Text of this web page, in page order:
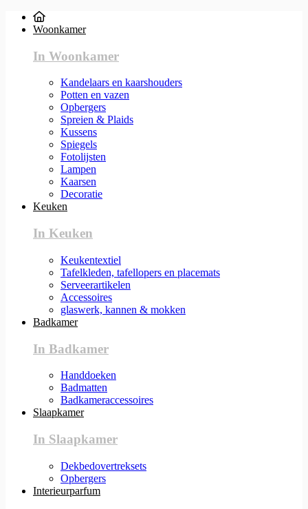
Woonkamer
In Woonkamer
Kandelaars en kaarshouders
Potten en vazen
Opbergers
Spreien & Plaids
Kussens
Spiegels
Fotolijsten
Lampen
Kaarsen
Decoratie
Keuken
In Keuken
Keukentextiel
Tafelkleden, tafellopers en placemats
Serveerartikelen
Accessoires
glaswerk, kannen & mokken
Badkamer
In Badkamer
Handdoeken
Badmatten
Badkameraccessoires
Slaapkamer
In Slaapkamer
Dekbedovertreksets
Opbergers
Interieurparfum